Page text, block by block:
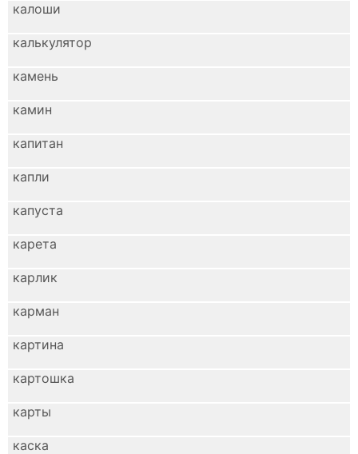
калоши
калькулятор
камень
камин
капитан
капли
капуста
карета
карлик
карман
картина
картошка
карты
каска